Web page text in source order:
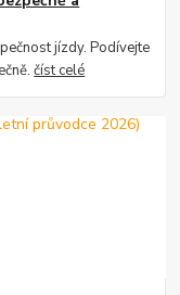
jízdy. Podívejte
číst celé